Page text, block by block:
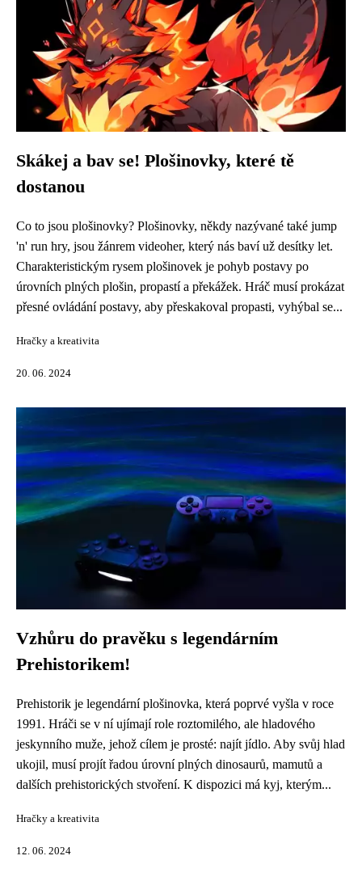
Skákej a bav se! Plošinovky, které tě
dostanou
Co to jsou plošinovky? Plošinovky, někdy nazývané také jump
'n' run hry, jsou žánrem videoher, který nás baví už desítky let.
Charakteristickým rysem plošinovek je pohyb postavy po
úrovních plných plošin, propastí a překážek. Hráč musí prokázat
přesné ovládání postavy, aby přeskakoval propasti, vyhýbal se...
Hračky a kreativita
20. 06. 2024
Vzhůru do pravěku s legendárním
Prehistorikem!
Prehistorik je legendární plošinovka, která poprvé vyšla v roce
1991. Hráči se v ní ujímají role roztomilého, ale hladového
jeskynního muže, jehož cílem je prosté: najít jídlo. Aby svůj hlad
ukojil, musí projít řadou úrovní plných dinosaurů, mamutů a
dalších prehistorických stvoření. K dispozici má kyj, kterým...
Hračky a kreativita
12. 06. 2024